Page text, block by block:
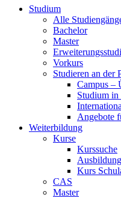
Studium
Alle
Bachelor
Master
Vorkurs
Studieren an der
Campus –
Studium in
Angebote
Weiterbildung
Kurse
Kurssuche
Kurs
CAS
Master